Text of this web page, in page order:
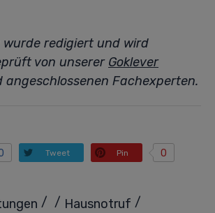
wurde redigiert und wird
von unserer Goklever
angeschlossenen Fachexperten.
Tweet Pin 0
/ / Hausnotruf /